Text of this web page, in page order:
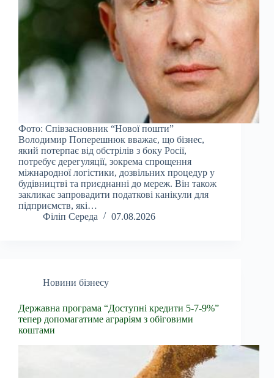
Фото: Співзасновник “Нової пошти”
Володимир Поперешнюк вважає, що бізнес,
який потерпає від обстрілів з боку Росії,
потребує дерегуляції, зокрема спрощення
міжнародної логістики, дозвільних процедур у
будівництві та приєднанні до мереж. Він також
закликає запровадити податкові канікули для
підприємств, які…
Філіп Середа
07.08.2026
Новини бізнесу
Державна програма “Доступні кредити 5-7-9%”
тепер допомагатиме аграріям з обіговими
коштами